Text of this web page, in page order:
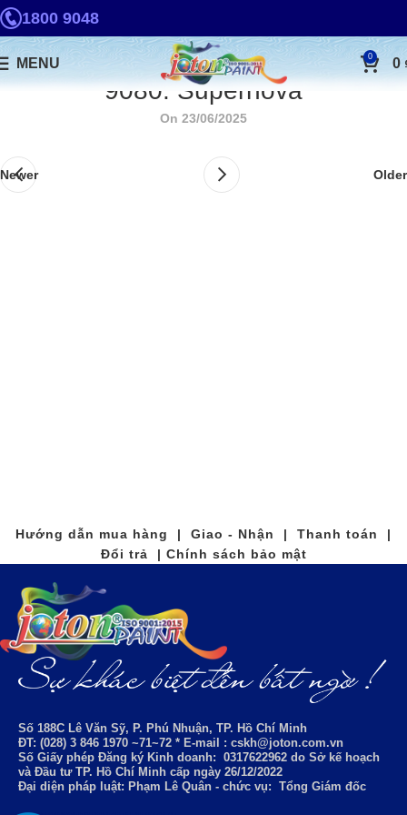
1800 9048
MENU 0 0
9080. Supernova
On 23/06/2025
Newer Older
Hướng dẫn mua hàng | Giao - Nhận | Thanh toán |
Đổi trả | Chính sách bảo mật
Số 188C Lê Văn Sỹ, P. Phú Nhuận, TP. Hồ Chí Minh
ĐT: (028) 3 846 1970 ~71~72 * E-mail : cskh@joton.com.vn
Số Giấy phép Đăng ký Kinh doanh: 0317622962 do Sở kế hoạch
và Đầu tư TP. Hồ Chí Minh cấp ngày 26/12/2022
Đại diện pháp luật: Phạm Lê Quân - chức vụ: Tổng Giám đốc